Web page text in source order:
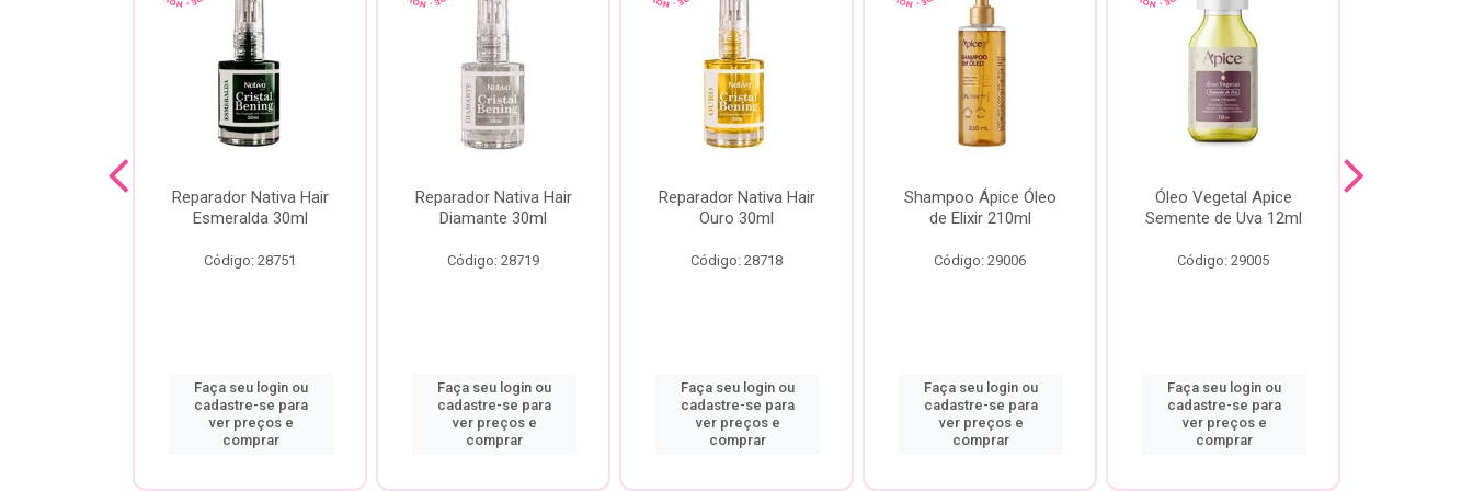
Reparador Nativa Hair
Esmeralda 30ml
Código: 28751
Faça seu login ou
cadastre-se para
ver preços e
comprar
Reparador Nativa Hair
Diamante 30ml
Código: 28719
Faça seu login ou
cadastre-se para
ver preços e
comprar
Reparador Nativa Hair
Ouro 30ml
Código: 28718
Faça seu login ou
cadastre-se para
ver preços e
comprar
Shampoo Ápice Óleo
de Elixir 210ml
Código: 29006
Faça seu login ou
cadastre-se para
ver preços e
comprar
Óleo Vegetal Apice
Semente de Uva 12ml
Código: 29005
Faça seu login ou
cadastre-se para
ver preços e
comprar